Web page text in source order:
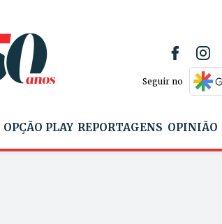
Seguir no
OPÇÃO PLAY REPORTAGENS OPINIÃO